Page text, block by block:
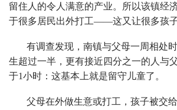
留住人的令人满意的产业。所以该镇经
于很多居民出外打工——这又让很多孩子
有调查发现，南镇与父母一周相处
生超过一半，更有接近四分之一的人与
于1小时：这基本上就是留守儿童了。
父母在外做生意或打工，孩子被交